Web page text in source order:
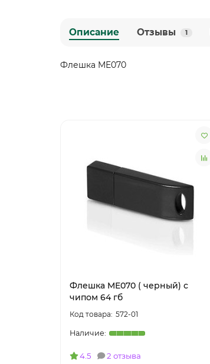
Описание Отзывы 1
Флешка ME070
Флешка ME070 ( черный) с
чипом 64 гб
572-01
4.5 2 отзыва